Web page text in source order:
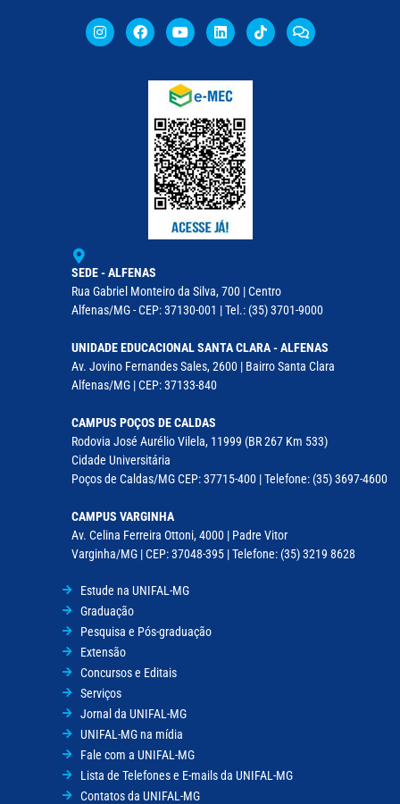
SEDE - ALFENAS
Rua Gabriel Monteiro da Silva, 700 | Centro
Alfenas/MG - CEP: 37130-001 | Tel.: (35) 3701-9000
UNIDADE EDUCACIONAL SANTA CLARA - ALFENAS
Av. Jovino Fernandes Sales, 2600 | Bairro Santa Clara
Alfenas/MG | CEP: 37133-840
CAMPUS POÇOS DE CALDAS
Rodovia José Aurélio Vilela, 11999 (BR 267 Km 533)
Cidade Universitária
Poços de Caldas/MG CEP: 37715-400 | Telefone: (35) 3697-4600
CAMPUS VARGINHA
Av. Celina Ferreira Ottoni, 4000 | Padre Vitor
Varginha/MG | CEP: 37048-395 | Telefone: (35) 3219 8628
Estude na UNIFAL-MG
Graduação
Pesquisa e Pós-graduação
Extensão
Concursos e Editais
Serviços
Jornal da UNIFAL-MG
UNIFAL-MG na mídia
Fale com a UNIFAL-MG
Lista de Telefones e E-mails da UNIFAL-MG
Contatos da UNIFAL-MG